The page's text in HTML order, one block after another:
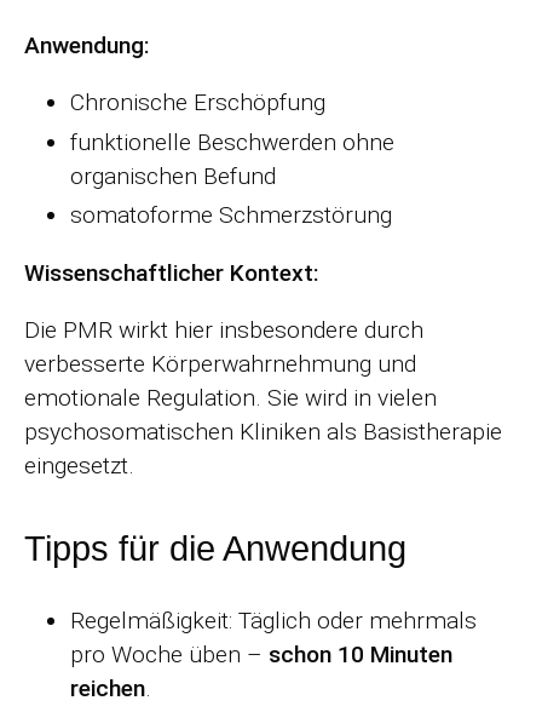
Anwendung:
Chronische Erschöpfung
funktionelle Beschwerden ohne
organischen Befund
somatoforme Schmerzstörung
Wissenschaftlicher Kontext:
Die PMR wirkt hier insbesondere durch
verbesserte Körperwahrnehmung und
emotionale Regulation. Sie wird in vielen
psychosomatischen Kliniken als Basistherapie
eingesetzt.
Tipps für die Anwendung
Regelmäßigkeit: Täglich oder mehrmals
pro Woche üben – schon 10 Minuten
reichen.